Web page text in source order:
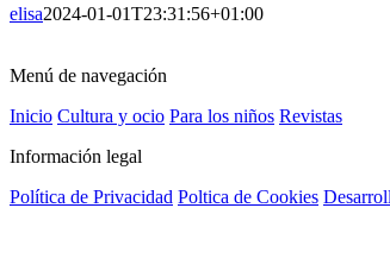
elisa2024-01-01T23:31:56+01:00
Menú de navegación
Inicio Cultura y ocio Para los niños Revistas
Información legal
Política de Privacidad Poltica de Cookies